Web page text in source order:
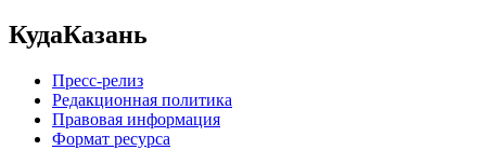
КудаКазань
Пресс-релиз
Редакционная политика
Правовая информация
Формат ресурса